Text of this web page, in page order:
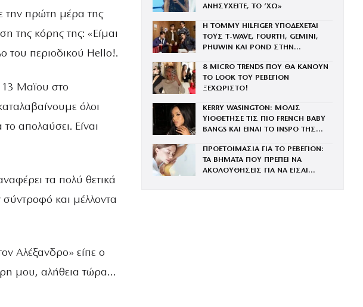
την πρώτη μέρα της
της κόρης της: «Είμαι
του περιοδικού Hello!.
13 Μαϊου στο
όλοι
απολαύσει. Είναι
τα πολύ θετικά
και μέλλοντα
Αλέξανδρο» είπε ο
μου, αλήθεια τώρα…
ΑΝΗΣΥΧΕΙΤΕ, ΤΟ ‘ΧΩ»
Η TOMMY HILFIGER ΥΠΟΔΕΧΕΤΑΙ
ΤΟΥΣ Τ-WAVE, FOURTH, GEMINI,
PHUWIN ΚΑΙ POND ΣΤΗΝ
8 MICRO TRENDS ΠΟΥ ΘΑ ΚΑΝΟΥΝ
ΤΟ LOOK ΤΟΥ ΡΕΒΕΓΙΟΝ
ΞΕΧΩΡΙΣΤΟ!
KERRY WASINGTON: ΜΟΛΙΣ
ΥΙΟΘΕΤΗΣΕ ΤΙΣ ΠΙΟ FRENCH BABY
BANGS ΚΑΙ ΕΙΝΑΙ ΤΟ INSPO ΤΗΣ
ΠΡΟΕΤΟΙΜΑΣΙΑ ΓΙΑ ΤΟ ΡΕΒΕΓΙΟΝ:
ΤΑ ΒΗΜΑΤΑ ΠΟΥ ΠΡΕΠΕΙ ΝΑ
ΑΚΟΛΟΥΘΗΣΕΙΣ ΓΙΑ ΝΑ ΕΙΣΑΙ